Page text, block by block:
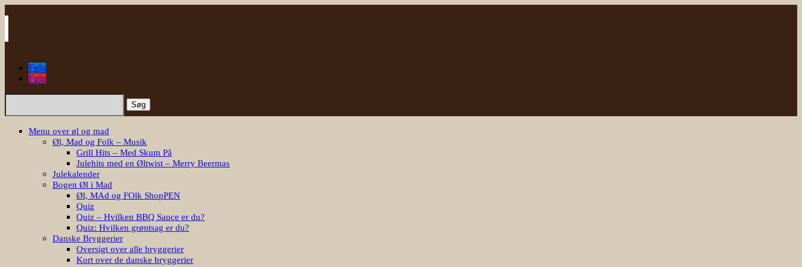
Følg
Følg
Søg
Menu over øl og mad
Øl, Mad og Folk – Musik
Grill Hits – Med Skum På
Julehits med en Øltwist – Merry Beermas
Julekalender
Bogen Øl i Mad
Øl, MAd og FOlk ShopPEN
Quiz
Quiz – Hvilken BBQ Sauce er du?
Quiz: Hvilken grøntsag er du?
Danske Bryggerier
Oversigt over alle bryggerier
Kort over de danske bryggerier